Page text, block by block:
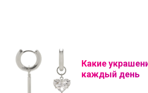
Какие
каждый день